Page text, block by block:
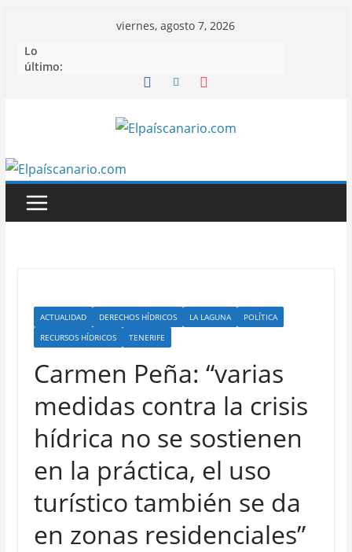
contenido
viernes, agosto 7, 2026
Lo
último:
ACTUALIDAD DERECHOS HÍDRICOS LA LAGUNA
POLÍTICA
RECURSOS HÍDRICOS
TENERIFE
Carmen Peña: “varias
medidas contra la crisis
hídrica no se sostienen
en la práctica, el uso
turístico también se da
en zonas residenciales”